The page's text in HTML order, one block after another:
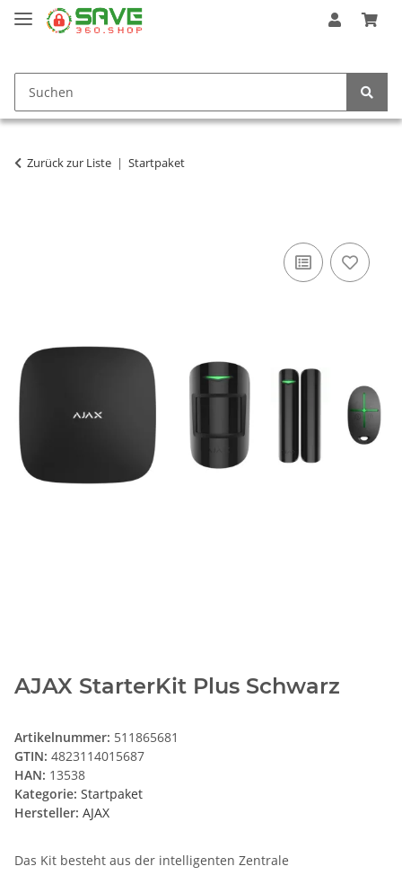
Zurück zur Liste Startpaket
AJAX StarterKit Plus Schwarz
Artikelnummer: 511865681
GTIN: 4823114015687
HAN: 13538
Kategorie: Startpaket
Hersteller: AJAX
Das Kit besteht aus der intelligenten Zentrale